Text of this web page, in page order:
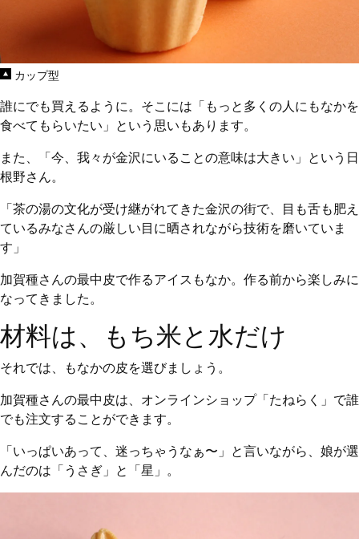
カップ型
誰にでも買えるように。そこには「もっと多くの人にもなかを
食べてもらいたい」という思いもあります。
また、「今、我々が金沢にいることの意味は大きい」という日
根野さん。
「茶の湯の文化が受け継がれてきた金沢の街で、目も舌も肥え
ているみなさんの厳しい目に晒されながら技術を磨いていま
す」
加賀種さんの最中皮で作るアイスもなか。作る前から楽しみに
なってきました。
材料は、もち米と水だけ
それでは、もなかの皮を選びましょう。
加賀種さんの最中皮は、オンラインショップ「たねらく」で誰
でも注文することができます。
「いっぱいあって、迷っちゃうなぁ〜」と言いながら、娘が選
んだのは「うさぎ」と「星」。